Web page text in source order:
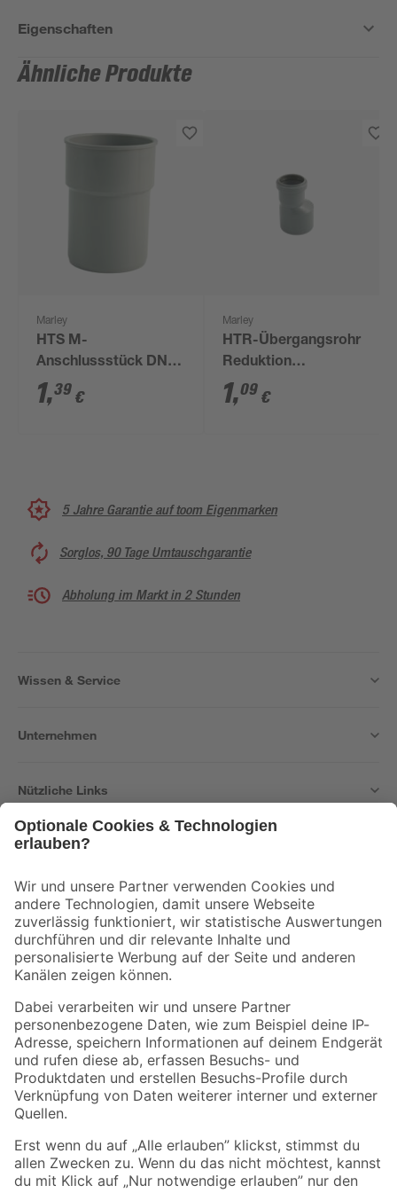
Eigenschaften
Ähnliche Produkte
Marley
HTS M-
Anschlussstück DN
50/40
1,39 €
Marley
HTR-Übergangsrohr
Reduktion
exzentrisch DN 50/40
1,09 €
5 Jahre Garantie auf toom Eigenmarken
Sorglos, 90 Tage Umtauschgarantie
Abholung im Markt in 2 Stunden
Wissen & Service
Unternehmen
Nützliche Links
Der toom Newsletter: Keine Angebote und Aktionen mehr verpassen!
Zur Newsletter Anmeldung
Folge uns
Zahlungsarten Versandarten
Sicher einkaufen
Jetzt die toom-App herunterladen